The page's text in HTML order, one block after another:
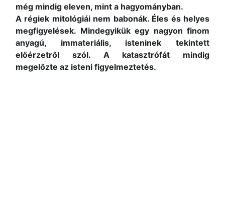
még mindig eleven, mint a hagyományban.
A régiek mitológiái nem babonák. Éles és helyes
megfigyelések. Mindegyikük egy nagyon finom
anyagú, immateriális, isteninek tekintett
előérzetről szól. A katasztrófát mindig
megelőzte az isteni figyelmeztetés.